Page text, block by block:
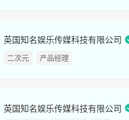
英国知名娱乐传媒科技有限公司
二次元 产品经理
英国知名娱乐传媒科技有限公司